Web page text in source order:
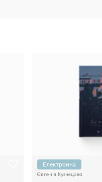
Електронна
Євгенія Кузнєцова